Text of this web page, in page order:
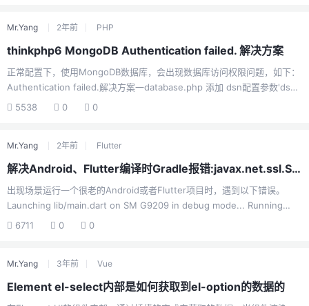
Mr.Yang 2年前 PHP
thinkphp6 MongoDB Authentication failed. 解决方案
正常配置下，使用MongoDB数据库，会出现数据库访问权限问题，如下：
Authentication failed.解决方案一database.php 添加 dsn配置参数'dsn'
=> 'mongodb://' . env('database.username', '数据库用户名') . ':' .
5538 0 0
Mr.Yang 2年前 Flutter
解决Android、Flutter编译时Gradle报错:javax.net.ssl.SSLException: Connection reset
出现场景运行一个很老的Android或者Flutter项目时，遇到以下错误。
Launching lib/main.dart on SM G9209 in debug mode... Running
Gradle task 'assembleDebug'... Exception in thread "main"
at jav...
6711 0 0
Mr.Yang 3年前 Vue
Element el-select内部是如何获取到el-option的数据的